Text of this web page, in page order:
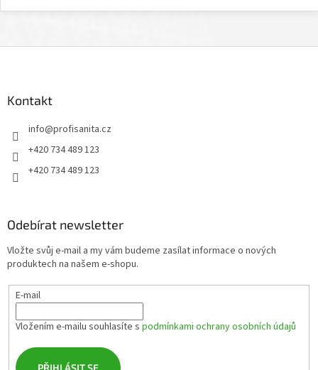
Kontakt
info@profisanita.cz
+420 734 489 123
+420 734 489 123
Odebírat newsletter
Vložte svůj e-mail a my vám budeme zasílat informace o nových
produktech na našem e-shopu.
E-mail
Vložením e-mailu souhlasíte s podmínkami ochrany osobních údajů
PŘIHLÁSIT SE